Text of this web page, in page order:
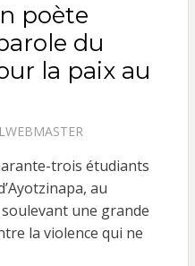
poète
du
la paix au
trois étudiants
au
une grande
la violence qui ne